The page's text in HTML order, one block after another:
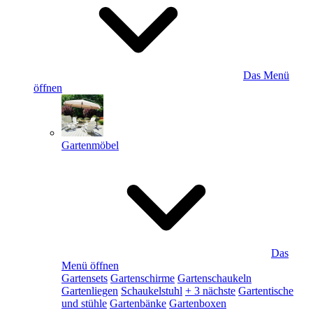
Das Menü
öffnen
Gartenmöbel
Das
Menü öffnen
Gartensets Gartenschirme Gartenschaukeln
Gartenliegen Schaukelstuhl + 3 nächste Gartentische
und stühle Gartenbänke Gartenboxen